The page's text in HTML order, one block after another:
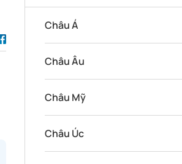
Châu Á
Châu Âu
Châu Mỹ
Châu Úc